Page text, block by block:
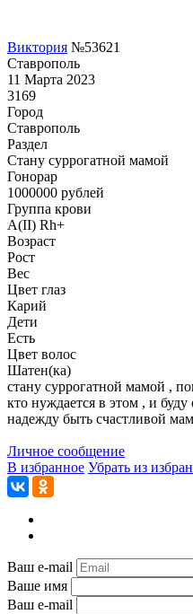
Виктория №53621
Ставрополь
11 Марта 2023
3169
Город
Ставрополь
Раздел
Cтану суррогатной мамой
Гонoрар
1000000 рублей
Группа крови
A(II) Rh+
Возраст
Рост
Вес
Цвет глаз
Карий
Дети
Есть
Цвет волос
Шатен(ка)
стану суррогатной мамой ,
кто нуждается в этом , и буду
надежду быть счастливой
Личное сообщение
В избранное Убрать из
Ваш e-mail
Ваше имя
Ваш e-mail